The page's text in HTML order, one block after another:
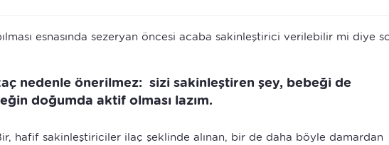
esnasında sezeryan öncesi acaba sakinleştirici verilebilir mi diye
nedenle önerilmez: sizi sakinleştiren şey, bebeği de
doğumda aktif olması lazım.
hafif sakinleştiriciler ilaç şeklinde alınan, bir de daha böyle damardan